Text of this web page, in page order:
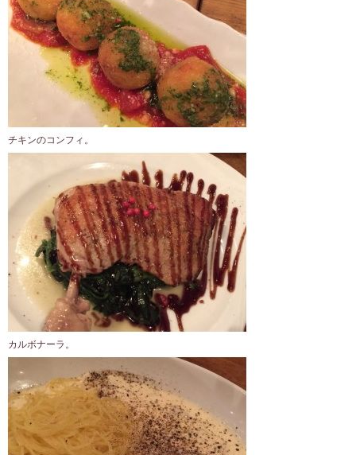
チキンのコンフィ。
カルボナーラ。